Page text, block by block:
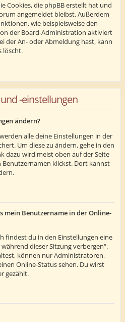
Cookies, die phpBB erstellt hat und
angemeldet bleibst. Außerdem
wie beispielsweise den
der Board-Administration aktiviert
der An- oder Abmeldung hast, kann
löscht.
-einstellungen
ändern?
alle deine Einstellungen in der
Um diese zu ändern, gehe in den
dazu wird meist oben auf der Seite
klickst. Dort kannst
mein Benutzername in der Online-
findest du in den Einstellungen eine
dieser Sitzung verbergen“.
können nur Administratoren,
Online-Status sehen. Du wirst
gezählt.